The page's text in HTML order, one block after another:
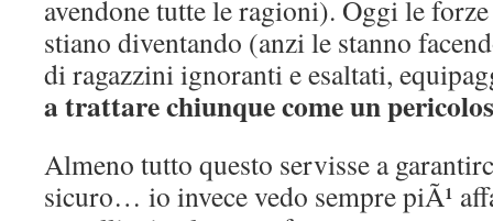
avendone tutte le ragioni). Oggi le
stiano diventando (anzi le stanno
di ragazzini ignoranti e esaltati,
a trattare chiunque come un
Almeno tutto questo servisse a
sicuro… io invece vedo sempre piÃ¹